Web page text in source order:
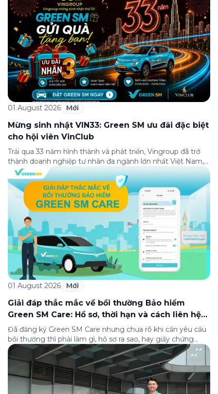
01 August 2026 Mới
Mừng sinh nhật VIN33: Green SM ưu đãi đặc biệt
cho hội viên VinClub
Trải qua 33 năm hình thành và phát triển, Vingroup đã trở
thành doanh nghiệp tư nhân đa ngành lớn nhất Việt Nam,
lọt Top 30 doanh nghiệp lớn nhất Đông Nam Á theo bảng
xếp hạng của Tạp chí Fortune (Mỹ). Nhân kỷ niệm 33 năm
thành lập (8/8/1993 đến 8/8/2026), Green SM trân […]
01 August 2026 Mới
Giải đáp thắc mắc về bồi thường Bảo hiểm
Green SM Care: Hồ sơ, thời hạn và cách liên hệ
hỗ trợ
Đã đăng ký Green SM Care nhưng chưa rõ khi cần yêu cầu
bồi thường thì phải làm gì, hồ sơ ra sao, hay giấy chứng
nhận bảo hiểm tìm ở đâu? Bài viết này tổng hợp đầy đủ các
câu hỏi thường gặp nhất về quy trình bồi thường và hỗ trợ
của Green […]